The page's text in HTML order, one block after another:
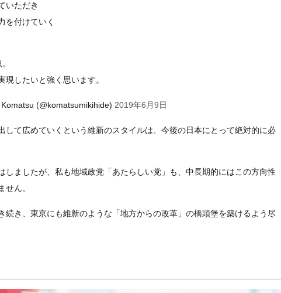
いただき
を付けていく
現したいと強く思います。
(@komatsumikihide) 2019年6月9日
して広めていくという維新のスタイルは、今後の日本にとって絶対的に必
しましたが、私も地域政党「あたらしい党」も、中長期的にはこの方向性
せん。
続き、東京にも維新のような「地方からの改革」の橋頭堡を築けるよう尽